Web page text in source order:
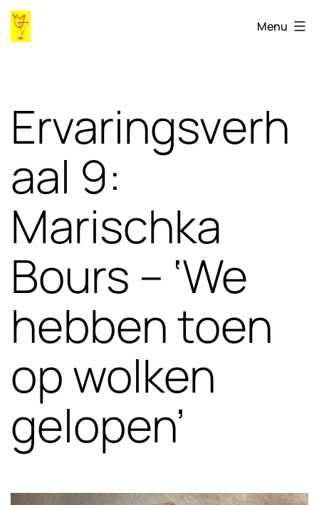
Ga
naarGaygames98.ihlia.nl Menu
Ervaringsverh
aal 9:
Marischka
Bours – ‘We
hebben toen
op wolken
gelopen’